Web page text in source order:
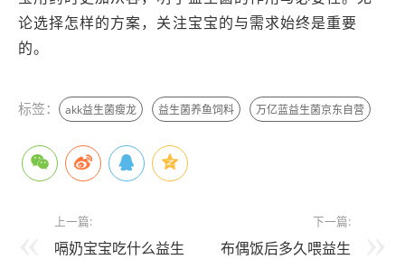
论选择怎样的方案，关注宝宝的与需求始终是重要
的。
标签： akk益生菌瘦龙 益生菌养鱼饲料 万亿蓝益生菌京东自营
上一篇:
嗝奶宝宝吃什么益生
下一篇:
布偶饭后多久喂益生